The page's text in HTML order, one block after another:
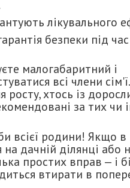
лікувального
безпеки під час
малогабаритний і
всі члени сім'ї.
хтось із
за тих чи
родини! Якщо в
дачній ділянці або
простих вправ — і
втирати в